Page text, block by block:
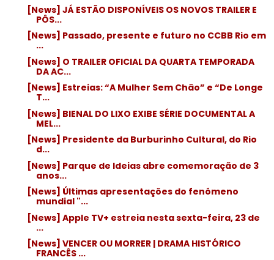
[News] JÁ ESTÃO DISPONÍVEIS OS NOVOS TRAILER E
PÔS...
[News] Passado, presente e futuro no CCBB Rio em
...
[News] O TRAILER OFICIAL DA QUARTA TEMPORADA
DA AC...
[News] Estreias: “A Mulher Sem Chão” e “De Longe
T...
[News] BIENAL DO LIXO EXIBE SÉRIE DOCUMENTAL A
MEL...
[News] Presidente da Burburinho Cultural, do Rio
d...
[News] Parque de Ideias abre comemoração de 3
anos...
[News] Últimas apresentações do fenômeno
mundial "...
[News] Apple TV+ estreia nesta sexta-feira, 23 de
...
[News] VENCER OU MORRER | DRAMA HISTÓRICO
FRANCÊS ...